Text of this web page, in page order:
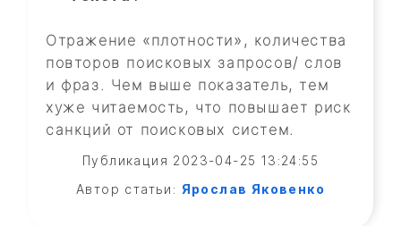
Отражение «плотности», количества
повторов поисковых запросов/ слов
и фраз. Чем выше показатель, тем
хуже читаемость, что повышает риск
санкций от поисковых систем.
Публикация 2023-04-25 13:24:55
Автор статьи: Ярослав Яковенко